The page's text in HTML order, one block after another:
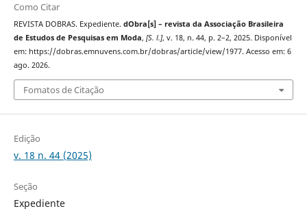
Como Citar
REVISTA DOBRAS. Expediente. dObra[s] – revista da Associação Brasileira
de Estudos de Pesquisas em Moda, [S. l.], v. 18, n. 44, p. 2–2, 2025. Disponível
em: https://dobras.emnuvens.com.br/dobras/article/view/1977. Acesso em: 6
ago. 2026.
Fomatos de Citação
Edição
v. 18 n. 44 (2025)
Seção
Expediente